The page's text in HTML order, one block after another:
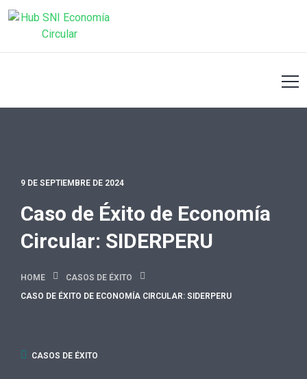
9 DE SEPTIEMBRE DE 2024
Caso de Éxito de Economía
Circular: SIDERPERU
HOME
CASOS DE ÉXITO
CASO DE ÉXITO DE ECONOMÍA CIRCULAR: SIDERPERU
CASOS DE ÉXITO